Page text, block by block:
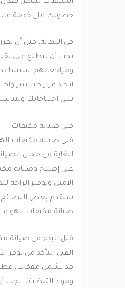
المكيفات بشكل فعال
حصولك على خدمة عالية
في النهاية، قبل أن تقرر
يجب أن تتطلع على
ومراجعاتهم. ستساعدك
اتخاذ قرار مستنير واختيار
تلبي احتياجاتك وتتناسب
فني صيانة مكيفات
فني صيانة مكيفات
للغاية في مجال الصيانة
على إصلاح وصيانة مكيفات
الأمثل وتوفير الراحة
سنقدم بعض النصائح
صيانة مكيفات الهواء.
قبل البدء في صيانة مكيف
الفني التأكد من توفر
قد تشمل مفكات، قطع
ومواد التنظيف. يجب أن